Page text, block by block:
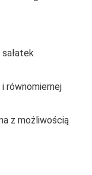
i równomiernej
z możliwością